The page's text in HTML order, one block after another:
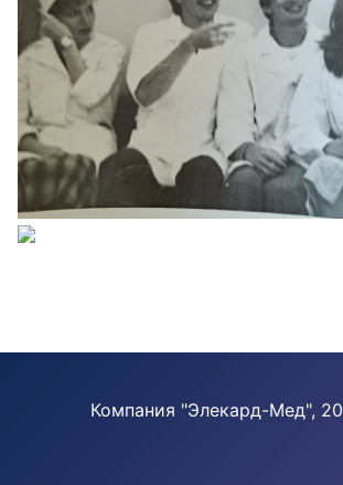
Компания "Элекард-Мед",